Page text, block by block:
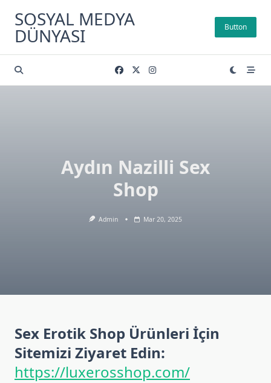
content
SOSYAL MEDYA
DÜNYASI Button
Aydın Nazilli Sex
Shop
Admin Mar 20, 2025
Sex Erotik Shop Ürünleri İçin
Sitemizi Ziyaret Edin:
https://luxerosshop.com/